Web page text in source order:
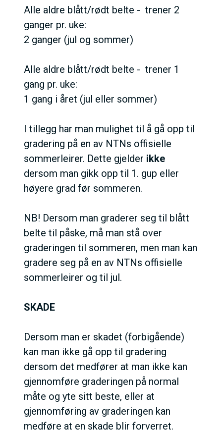
Alle aldre blått/rødt belte - trener 2
ganger pr. uke:
2 ganger (jul og sommer)
Alle aldre blått/rødt belte - trener 1
gang pr. uke:
1 gang i året (jul eller sommer)
I tillegg har man mulighet til å gå opp til
gradering på en av NTNs offisielle
sommerleirer. Dette gjelder ikke
dersom man gikk opp til 1. gup eller
høyere grad før sommeren.
NB! Dersom man graderer seg til blått
belte til påske, må man stå over
graderingen til sommeren, men man kan
gradere seg på en av NTNs offisielle
sommerleirer og til jul.
SKADE
Dersom man er skadet (forbigående)
kan man ikke gå opp til gradering
dersom det medfører at man ikke kan
gjennomføre graderingen på normal
måte og yte sitt beste, eller at
gjennomføring av graderingen kan
medføre at en skade blir forverret.